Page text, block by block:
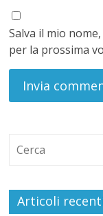
Salva il mio
per la prossima
Articoli